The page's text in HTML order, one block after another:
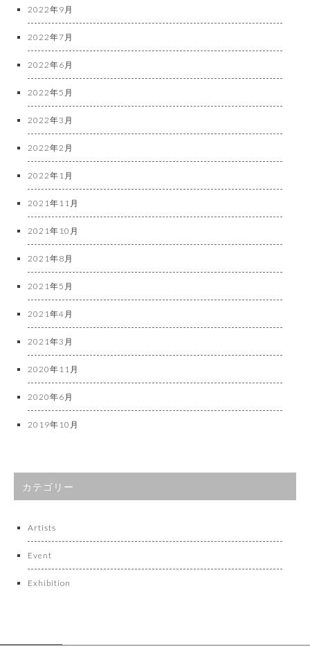
2022年9月
2022年7月
2022年6月
2022年5月
2022年3月
2022年2月
2022年1月
2021年11月
2021年10月
2021年8月
2021年5月
2021年4月
2021年3月
2020年11月
2020年6月
2019年10月
カテゴリー
Artists
Event
Exhibition